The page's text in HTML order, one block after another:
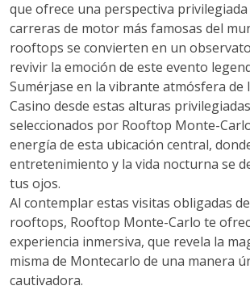
que ofrece una perspectiva privilegiada
carreras de motor más famosas del
rooftops se convierten en un
revivir la emoción de este evento
Sumérjase en la vibrante atmósfera de
Casino desde estas alturas
seleccionados por Rooftop Monte-
energía de esta ubicación central,
entretenimiento y la vida nocturna se
tus ojos.
Al contemplar estas visitas obligadas
rooftops, Rooftop Monte-Carlo te
experiencia inmersiva, que revela la
misma de Montecarlo de una manera
cautivadora.